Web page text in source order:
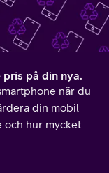
på din nya.
när du
din mobil
och hur mycket